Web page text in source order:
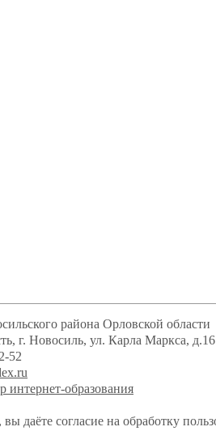
района Орловской области
г. Новосиль, ул. Карла Маркса, д.16
52
интернет-образования
даёте согласие на обработку